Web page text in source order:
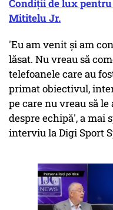
Condiții de lux
Mititelu Jr.
'Eu am venit și am
lăsat. Nu vreau să
telefoanele care au
primat obiectivul,
pe care nu vreau să le
despre echipă', a mai
interviu la Digi Sport